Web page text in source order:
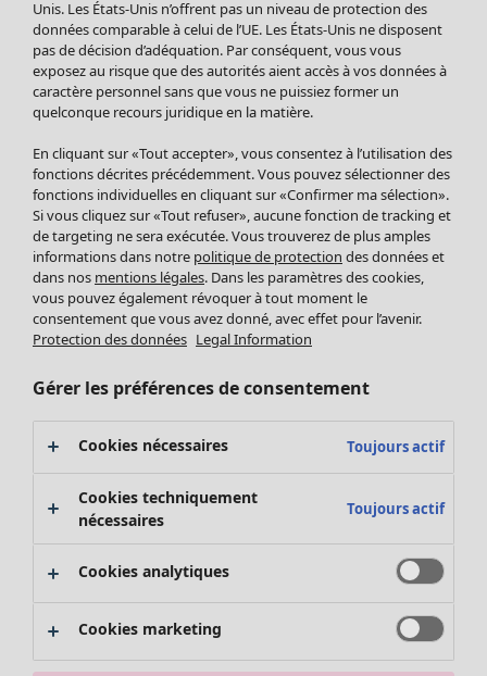
Blouses
Tops
Gilets
Pantalon
Jupes
Leggings et collants
Accessoires
Chaussures
Vêtements de bain
Basics
Soldes Mobilier
Bonnes affaires déco
Décoration
Textiles
Tapis
Éponge
Promos SOLDES
Les promos de Gudrun Sjödén
Nouvel arrivage
Bonnes affaires en soldes - jusqu'à -70
Unis. Les États-Unis n’offrent pas un niveau de protection des
données comparable à celui de l’UE. Les États-Unis ne disposent
pas de décision d’adéquation. Par conséquent, vous vous
exposez au risque que des autorités aient accès à vos données à
caractère personnel sans que vous ne puissiez former un
quelconque recours juridique en la matière.
En cliquant sur «Tout accepter», vous consentez à l’utilisation des
fonctions décrites précédemment. Vous pouvez sélectionner des
fonctions individuelles en cliquant sur «Confirmer ma sélection».
Si vous cliquez sur «Tout refuser», aucune fonction de tracking et
de targeting ne sera exécutée. Vous trouverez de plus amples
informations dans notre politique de protection des données et
dans nos mentions légales. Dans les paramètres des cookies,
vous pouvez également révoquer à tout moment le
consentement que vous avez donné, avec effet pour l’avenir.
Protection des données Legal Information
Gérer les préférences de consentement
Cookies nécessaires Toujours actif
Cookies techniquement
nécessaires
Toujours actif
Cookies analytiques
Cookies marketing